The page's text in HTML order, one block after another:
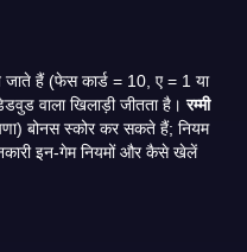
हैं (फेस कार्ड = 10, ए = 1 या
वाला खिलाड़ी जीतता है।रम्मी
बोनस स्कोर कर सकते हैं; नियम
इन-गेम नियमों और कैसे खेलें